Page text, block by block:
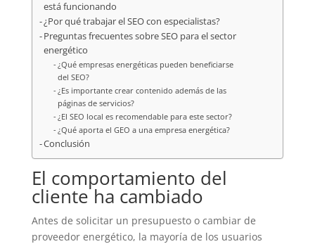
está funcionando
¿Por qué trabajar el SEO con especialistas?
Preguntas frecuentes sobre SEO para el sector
energético
¿Qué empresas energéticas pueden beneficiarse
del SEO?
¿Es importante crear contenido además de las
páginas de servicios?
¿El SEO local es recomendable para este sector?
¿Qué aporta el GEO a una empresa energética?
Conclusión
El comportamiento del
cliente ha cambiado
Antes de solicitar un presupuesto o cambiar de
proveedor energético, la mayoría de los usuarios